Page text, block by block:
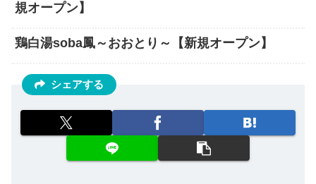
規オープン】
鶏白湯soba鳳～おおとり～【新規オープン】
シェアする